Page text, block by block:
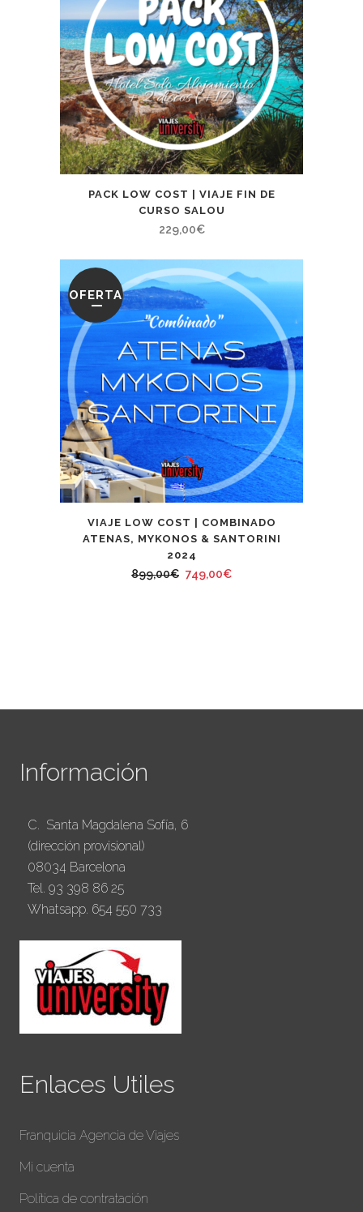
PACK LOW COST | VIAJE FIN DE
CURSO SALOU
229,00€
OFERTA
VIAJE LOW COST | COMBINADO
ATENAS, MYKONOS & SANTORINI
2024
899,00€ El
749,00€El
Información
C. Santa Magdalena Sofía, 6
(dirección provisional)
08034 Barcelona
Tel. 93 398 86 25
Whatsapp. 654 550 733
Enlaces Utiles
Franquicia Agencia de Viajes
Mi cuenta
Política de contratación